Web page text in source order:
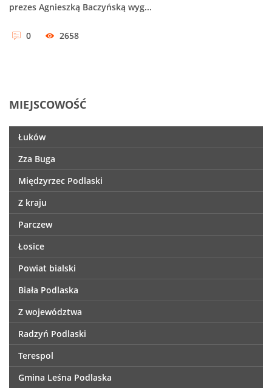
prezes Agnieszką Baczyńską wyg...
0 2658
MIEJSCOWOŚĆ
Łuków
Zza Buga
Międzyrzec Podlaski
Z kraju
Parczew
Łosice
Powiat bialski
Biała Podlaska
Z województwa
Radzyń Podlaski
Terespol
Gmina Leśna Podlaska